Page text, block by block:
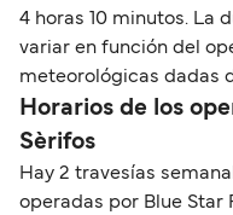
4 horas 10 minutos. La
variar en función del
meteorológicas dadas
Horarios de los
Sèrifos
Hay 2 travesías
operadas por Blue Star